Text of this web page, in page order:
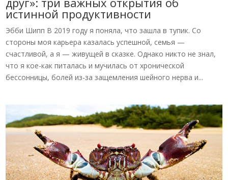
истинной продуктивности
Эбби Шипп В 2019 году я поняла, что зашла в тупик. Со
стороны моя карьера казалась успешной, семья —
счастливой, а я — живущей в сказке. Однако никто не знал,
что я кое-как питалась и мучилась от хронической
бессонницы, болей из-за защемления шейного нерва и...